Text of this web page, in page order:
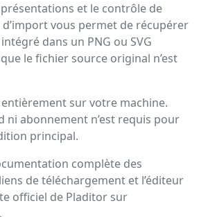
et le contrôle de
vous permet de récupérer
dans un PNG ou SVG
le fichier source original n’est
sur votre machine.
ni abonnement n’est requis pour
principal.
complète des
de téléchargement et l’éditeur
officiel de Pladitor sur